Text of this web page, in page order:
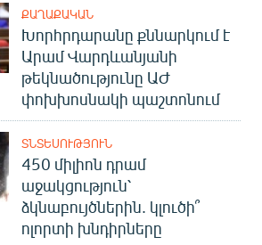
ՔԱՂԱՔԱԿԱՆ
Խորհրդարանը քննարկում է
Արամ Վարդևանյանի
թեկնածությունը ԱԺ
փոխխոսնակի պաշտոնում
ՏՆՏԵՍՈՒԹՅՈՒՆ
450 միլիոն դրամ
աջակցություն՝
ձկնաբույծներին. կլուծի՞
ոլորտի խնդիրները